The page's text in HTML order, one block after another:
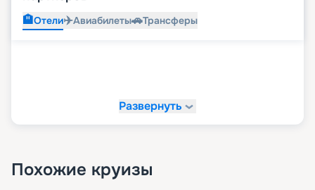
🏨Отели✈️Авиабилеты🚗Трансферы
Развернуть
Похожие круизы